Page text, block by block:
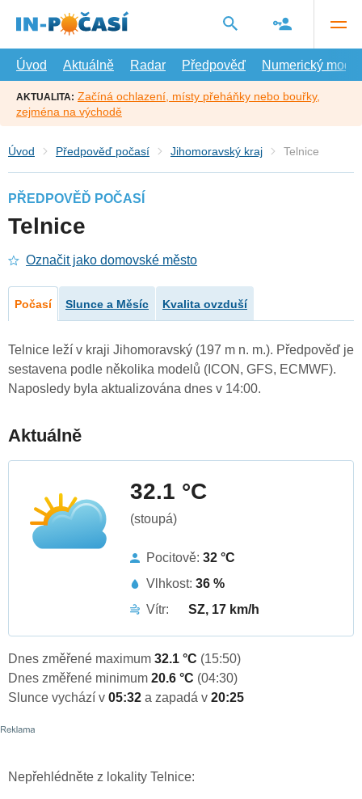
hlavní
Úvod
Aktuálně Radar Předpověď Numerický model
AKTUALITA: Začíná ochlazení, místy přeháňky nebo bouřky,
zejména na východě
Úvod Předpověď počasí Jihomoravský kraj Telnice
PŘEDPOVĚĎ POČASÍ
Telnice
Označit jako domovské město
Počasí Slunce a Měsíc Kvalita ovzduší
Telnice leží v kraji Jihomoravský (197 m n. m.). Předpověď je
sestavena podle několika modelů (ICON, GFS, ECMWF).
Naposledy byla aktualizována dnes v 14:00.
Aktuálně
32.1 °C
(stoupá)
Pocitově: 32 °C
Vlhkost: 36 %
Vítr:
SZ, 17 km/h
Dnes změřené maximum 32.1 °C (15:50)
Dnes změřené minimum 20.6 °C (04:30)
Slunce vychází v 05:32 a zapadá v 20:25
Nepřehlédněte z lokality Telnice: